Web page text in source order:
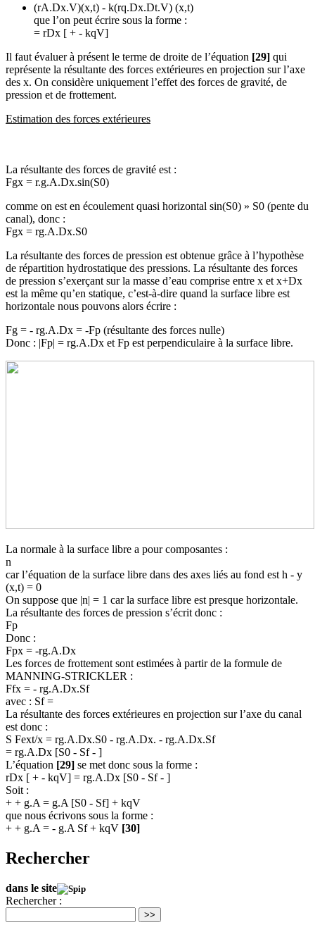
(rA.Dx.V)(x,t) - k(rq.Dx.Dt.V) (x,t)
que l’on peut écrire sous la forme :
= rDx [ + - kqV]
Il faut évaluer à présent le terme de droite de l’équation [29] qui
représente la résultante des forces extérieures en projection sur l’axe
des x. On considère uniquement l’effet des forces de gravité, de
pression et de frottement.
Estimation des forces extérieures
La résultante des forces de gravité est :
Fgx = r.g.A.Dx.sin(S0)
comme on est en écoulement quasi horizontal sin(S0) » S0 (pente du
canal), donc :
Fgx = rg.A.Dx.S0
La résultante des forces de pression est obtenue grâce à l’hypothèse
de répartition hydrostatique des pressions. La résultante des forces
de pression s’exerçant sur la masse d’eau comprise entre x et x+Dx
est la même qu’en statique, c’est-à-dire quand la surface libre est
horizontale nous pouvons alors écrire :
Fg = - rg.A.Dx = -Fp (résultante des forces nulle)
Donc : |Fp| = rg.A.Dx et Fp est perpendiculaire à la surface libre.
La normale à la surface libre a pour composantes :
n
car l’équation de la surface libre dans des axes liés au fond est h - y
(x,t) = 0
On suppose que |n| = 1 car la surface libre est presque horizontale.
La résultante des forces de pression s’écrit donc :
Fp
Donc :
Fpx = -rg.A.Dx
Les forces de frottement sont estimées à partir de la formule de
MANNING-STRICKLER :
Ffx = - rg.A.Dx.Sf
avec : Sf =
La résultante des forces extérieures en projection sur l’axe du canal
est donc :
S Fext/x = rg.A.Dx.S0 - rg.A.Dx. - rg.A.Dx.Sf
= rg.A.Dx [S0 - Sf - ]
L’équation [29] se met donc sous la forme :
rDx [ + - kqV] = rg.A.Dx [S0 - Sf - ]
Soit :
+ + g.A = g.A [S0 - Sf] + kqV
que nous écrivons sous la forme :
+ + g.A = - g.A Sf + kqV [30]
Rechercher
dans le site
Rechercher :
>>